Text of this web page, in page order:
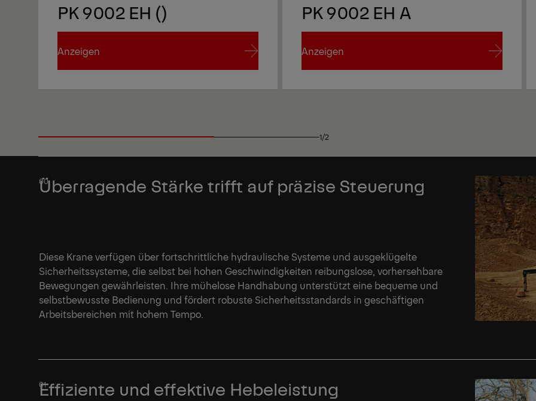
PK 9002 EH ()
Anzeigen
PK 9002 EH A
Anzeigen
1/2
Überragende Stärke trifft auf präzise Steuerung
Diese Krane verfügen über fortschrittliche hydraulische Systeme und ausgeklügelte
Sicherheitssysteme, die selbst bei hohen Geschwindigkeiten reibungslose, vorhersehbare
Bewegungen gewährleisten. Ihre mühelose Handhabung unterstützt eine bequeme und
selbstbewusste Bedienung und fördert robuste Sicherheitsstandards in geschäftigen
Arbeitsbereichen mit hohem Tempo.
Effiziente und effektive Hebeleistung